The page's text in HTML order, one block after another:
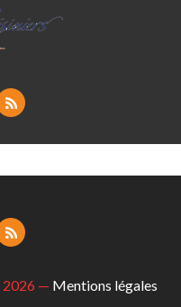
2026 — Mentions légales